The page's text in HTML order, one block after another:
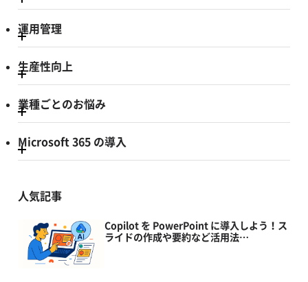
運用管理
生産性向上
業種ごとのお悩み
Microsoft 365 の導入
人気記事
Copilot を PowerPoint に導入しよう！ス
ライドの作成や要約など活用法…